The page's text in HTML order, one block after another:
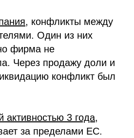
, конфликты между
Один из них
фирма не
Через продажу доли и
конфликт был
активностью 3 года,
за пределами ЕС.